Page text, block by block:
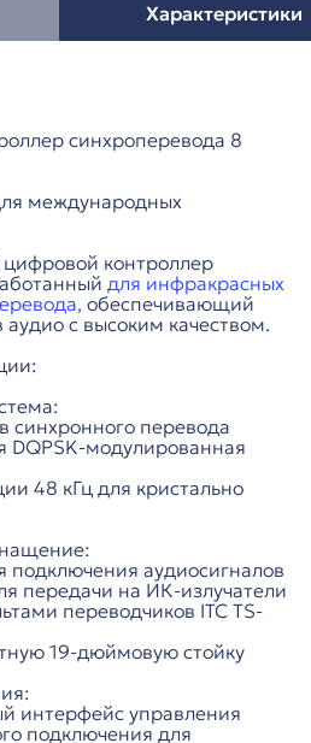
Характеристики
синхроперевода 8
международных
контроллер
для инфракрасных
обеспечивающий
с высоким качеством.
синхронного перевода
DQPSK-модулированная
48 кГц для кристально
подключения аудиосигналов
передачи на ИК-излучатели
переводчиков ITC TS-
19-дюймовую стойку
интерфейс управления
подключения для